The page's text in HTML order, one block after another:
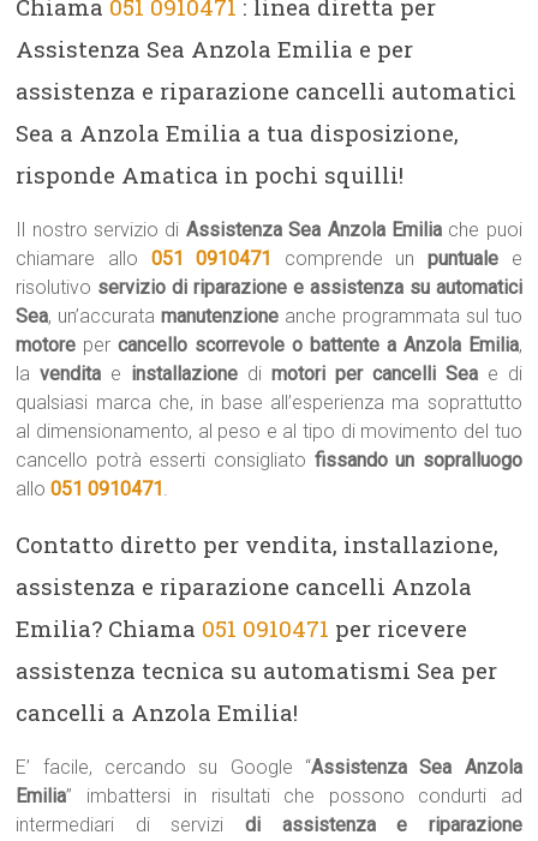
Chiama 051 0910471 : linea diretta per
Assistenza Sea Anzola Emilia e per
assistenza e riparazione cancelli automatici
Sea a Anzola Emilia a tua disposizione,
risponde Amatica in pochi squilli!
Il nostro servizio di Assistenza Sea Anzola Emilia che puoi
chiamare allo 051 0910471 comprende un puntuale e
risolutivo servizio di riparazione e assistenza su automatici
Sea, un’accuratamanutenzione anche programmata sul tuo
motore percancello scorrevole o battente a Anzola Emilia,
lavendita e installazione dimotori per cancelli Seae di
qualsiasi marca che, in base all’esperienza ma soprattutto
al dimensionamento, al peso e al tipo di movimento del tuo
cancello potrà esserti consigliato fissando un sopralluogo
allo051 0910471.
Contatto diretto per vendita, installazione,
assistenza e riparazione cancelli Anzola
Emilia? Chiama 051 0910471 per ricevere
assistenza tecnica su automatismi Sea per
cancelli a Anzola Emilia!
E’ facile, cercando su Google “Assistenza Sea Anzola
Emilia” imbattersi in risultati che possono condurti ad
intermediari di servizi di assistenza e riparazione